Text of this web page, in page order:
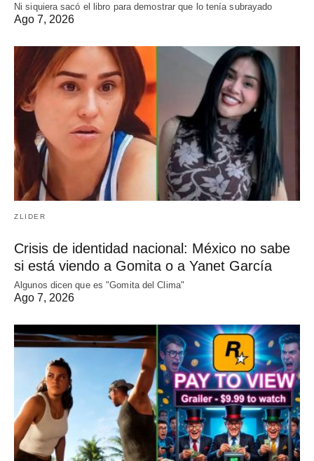
Ni siquiera sacó el libro para demostrar que lo tenía subrayado
Ago 7, 2026
ZLIDER
Crisis de identidad nacional: México no sabe
si está viendo a Gomita o a Yanet García
Algunos dicen que es "Gomita del Clima"
Ago 7, 2026